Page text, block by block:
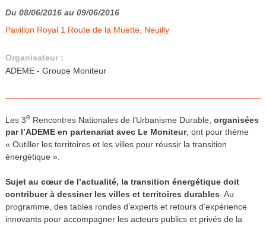
Du 08/06/2016 au 09/06/2016
Pavillon Royal 1 Route de la Muette, Neuilly
Organisateur :
ADEME - Groupe Moniteur
Les 3e Rencontres Nationales de l’Urbanisme Durable, organisées
par l’ADEME en partenariat avec Le Moniteur, ont pour thème
« Outiller les territoires et les villes pour réussir la transition
énergétique ».
Sujet au cœur de l’actualité, la transition énergétique doit
contribuer à dessiner les villes et territoires durables . Au
programme, des tables rondes d’experts et retours d’expérience
innovants pour accompagner les acteurs publics et privés de la